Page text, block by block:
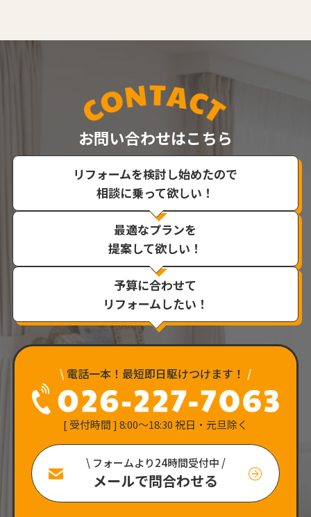
お問い合わせはこちら
リフォームを検討し始めたので
相談に乗って欲しい！
最適なプランを
提案して欲しい！
予算に合わせて
リフォームしたい！
\ 電話一本！最短即日駆けつけます！ /
[ 受付時間 ] 8:00〜18:30 祝日・元旦除く
\ フォームより24時間受付中 /
メールで問合わせる